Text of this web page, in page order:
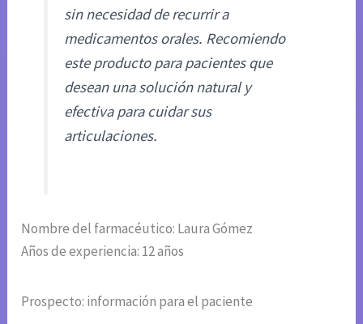
sin necesidad de recurrir a
medicamentos orales. Recomiendo
este producto para pacientes que
desean una solución natural y
efectiva para cuidar sus
articulaciones.
Nombre del farmacéutico: Laura Gómez
Años de experiencia: 12 años
Prospecto: información para el paciente